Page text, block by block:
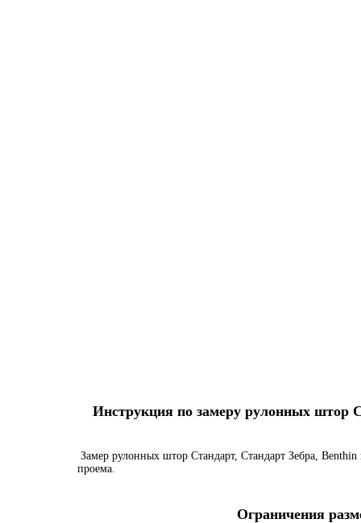
Инструкция по замеру рулонных штор
Замер рулонных штор Стандарт, Стандарт Зебра,
проема.
Ограничения